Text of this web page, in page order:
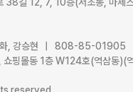
화, 강승현 | 808-85-01905
쇼핑몰동 1층 W124호(역삼동)(